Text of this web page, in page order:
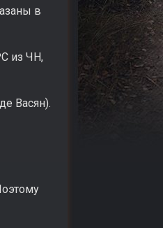
в
из ЧН,
Васян).